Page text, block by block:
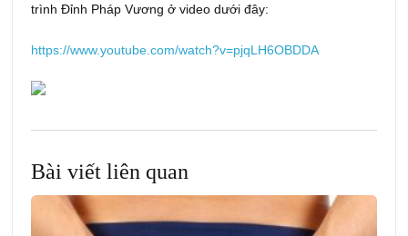
trình Đỉnh Pháp Vương ở video dưới đây:
https://www.youtube.com/watch?v=pjqLH6OBDDA
Bài viết liên quan